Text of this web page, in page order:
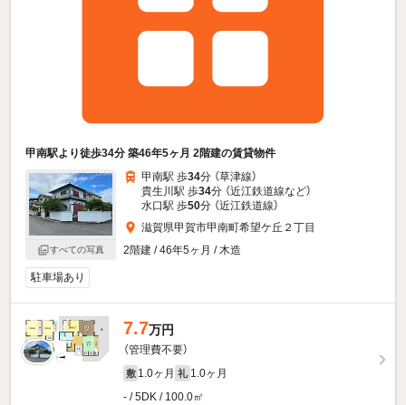
甲南駅より徒歩34分 築46年5ヶ月 2階建の賃貸物件
すべての写真
甲南駅 歩34分 （草津線）
貴生川駅 歩34分 （近江鉄道線など）
水口駅 歩50分 （近江鉄道線）
滋賀県甲賀市甲南町希望ケ丘２丁目
2階建 / 46年5ヶ月 / 木造
駐車場あり
7.7万円
（管理費不要）
敷 1.0ヶ月 礼 1.0ヶ月
- / 5DK / 100.0㎡